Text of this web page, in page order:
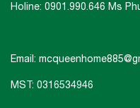
Mặt kính Eurokera
Điều khiển cảm ứng
Holine: 0901.990.646 Ms
Email:
MST: 0316534946